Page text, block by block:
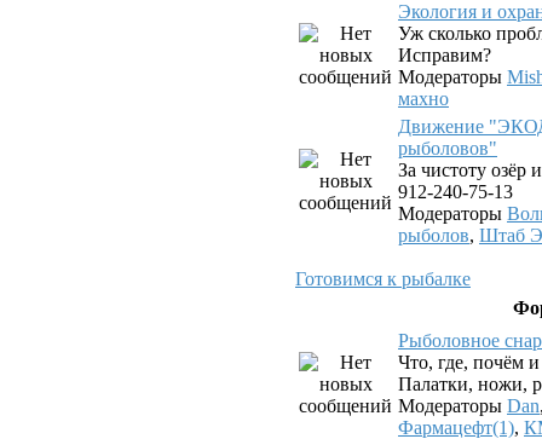
Экология и
Уж сколько
Исправим?
Модераторы
махно
Движение
рыболовов"
За чистоту озёр
912-240-75-13
Модераторы
рыболов, Штаб
Готовимся к рыбалке
Рыболовное
Что, где, почём
Палатки, ножи,
Модераторы Dan
Фармацефт(1),